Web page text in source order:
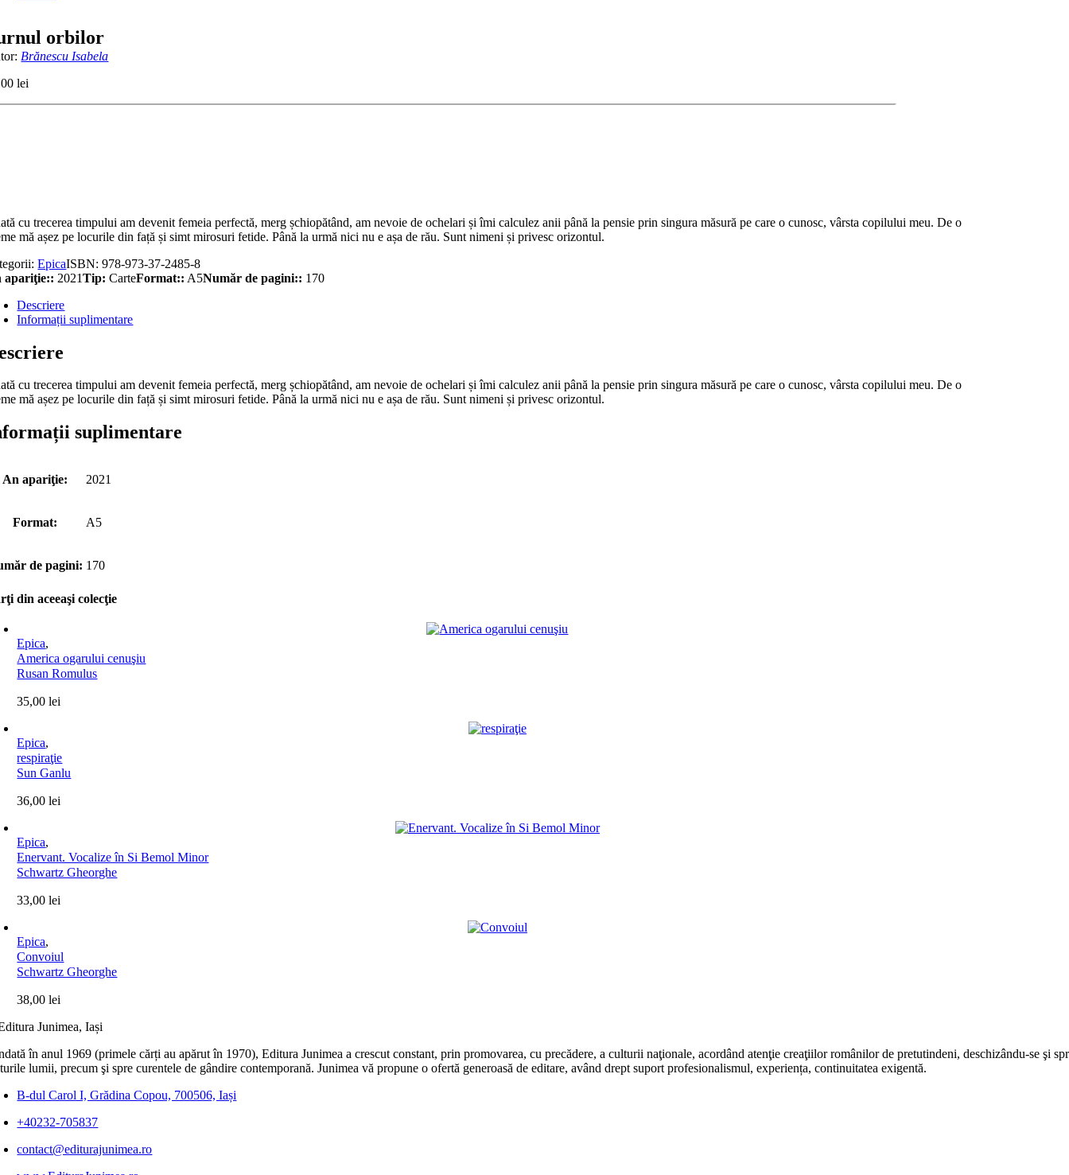
orbilor
Brănescu Isabela
lei
cu trecerea timpului am devenit femeia perfectă, merg șchiopătând, am nevoie de oche­lari și îmi calculez anii până la pensie prin singura măsură pe care o cunosc, vârsta copilului meu. De o
mă așez pe locurile din față și simt mirosuri fetide. Până la urmă nici nu e așa de rău. Sunt nimeni și privesc orizontul.
EpicaISBN:978-973-37-2485-8
apariţie:: 2021Tip: CarteFormat:: A5Număr de pagini:: 170
Descriere
Informații suplimentare
cu trecerea timpului am devenit femeia perfectă, merg șchiopătând, am nevoie de oche­lari și îmi calculez anii până la pensie prin singura măsură pe care o cunosc, vârsta copilului meu. De o
mă așez pe locurile din față și simt mirosuri fetide. Până la urmă nici nu e așa de rău. Sunt nimeni și privesc orizontul.
suplimentare
An apariţie: 2021
Format: A5
de pagini: 170
din aceeaşi colecţie
Epica,
America ogarului cenuşiu
Rusan Romulus
35,00lei
Epica,
respiraţie
Sun Ganlu
36,00lei
Epica,
Enervant. Vocalize în Si Bemol Minor
Schwartz Gheorghe
33,00lei
Epica,
Convoiul
Schwartz Gheorghe
38,00lei
în anul 1969 (primele cărți au apărut în 1970), Editura Junimea a crescut constant, prin promovarea, cu precădere, a culturii naţionale, acordând atenţie creaţiilor românilor de pretutindeni, deschizându-se şi
lumii, precum şi spre curentele de gândire contemporană. Junimea vă propune o ofertă generoasă de editare, având drept suport profesionalismul, experiența, continuitatea exigentă.
B-dul Carol I, Grădina Copou, 700506, Iași
+40232-705837
contact@editurajunimea.ro